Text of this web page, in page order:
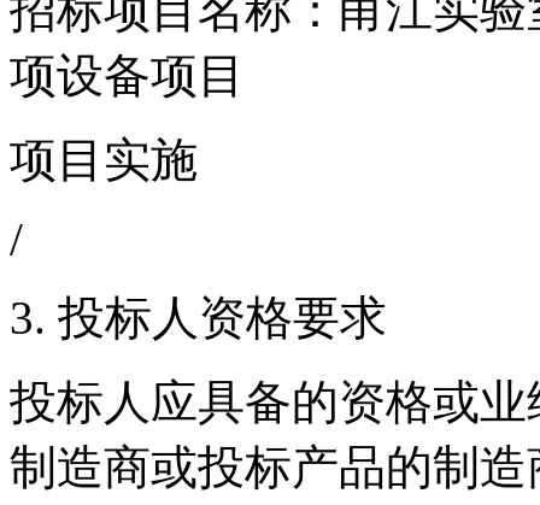
招标项目名称： 甬江实
项设备项目
项目实施
/
3. 投标人资格要求
投标人应具备的资格或
制造商或投标产品的制